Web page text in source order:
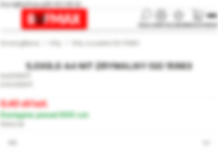
biuro@bufmax.pl91 453 08 92
ULUBIONEKOSZYK
Strona główna Nity zrywalne ISO 15983
5,0X8,0 A4 NIT ZRYWALNY ISO 15983
0,40 /szt.
Dostępne ponad 800 szt.
A4